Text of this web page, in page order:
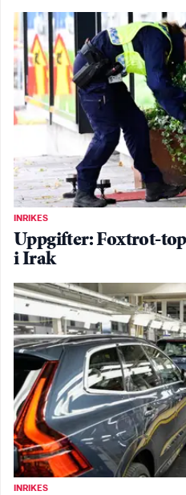
INRIKES
Uppgifter: Foxtrot-
i Irak
INRIKES